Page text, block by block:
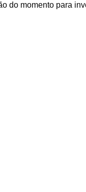
do momento para